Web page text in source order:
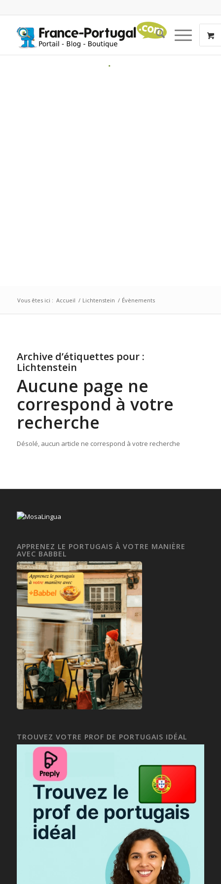
Vous êtes ici : Accueil / Lichtenstein / Évènements
Archive d’étiquettes pour :
Lichtenstein
Aucune page ne
correspond à votre
recherche
Désolé, aucun article ne correspond à votre recherche
APPRENEZ LE PORTUGAIS À VOTRE MANIÈRE
AVEC BABBEL
TROUVEZ VOTRE PROF DE PORTUGAIS IDÉAL